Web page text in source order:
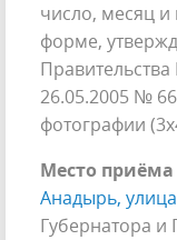
число, месяц и
форме,
26.05.2005 №
фотографии
Место
Анадырь,
Губернатора и